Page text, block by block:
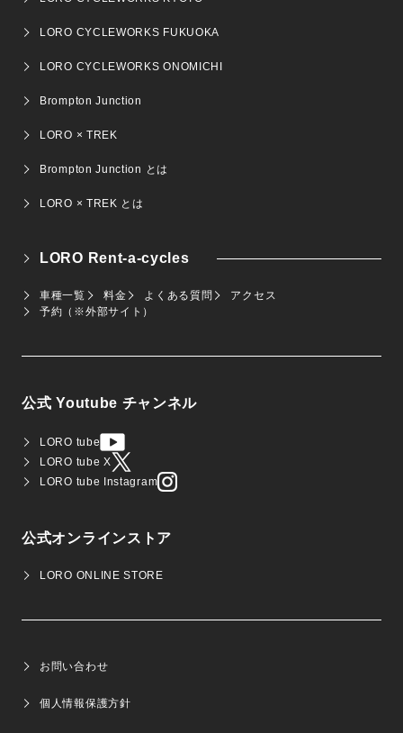
LORO CYCLEWORKS FUKUOKA
LORO CYCLEWORKS ONOMICHI
Brompton Junction
LORO × TREK
Brompton Junction とは
LORO × TREK とは
LORO Rent-a-cycles
車種一覧 料金 よくある質問
アクセス
予約（※外部サイト）
公式 Youtube チャンネル
LORO tube
LORO tube X
LORO tube Instagram
公式オンラインストア
LORO ONLINE STORE
お問い合わせ
個人情報保護方針